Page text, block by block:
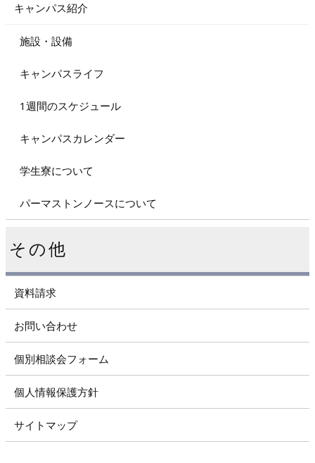
キャンパス紹介
施設・設備
キャンパスライフ
1週間のスケジュール
キャンパスカレンダー
学生寮について
パーマストンノースについて
その他
資料請求
お問い合わせ
個別相談会フォーム
個人情報保護方針
サイトマップ